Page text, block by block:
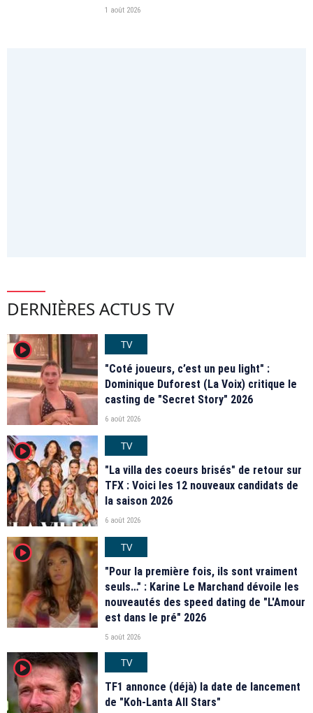
1 août 2026
DERNIÈRES ACTUS TV
player2
TV
"Coté joueurs, c’est un peu light" :
Dominique Duforest (La Voix) critique le
casting de "Secret Story" 2026
6 août 2026
player2
TV
"La villa des coeurs brisés" de retour sur
TFX : Voici les 12 nouveaux candidats de
la saison 2026
6 août 2026
player2
TV
"Pour la première fois, ils sont vraiment
seuls…" : Karine Le Marchand dévoile les
nouveautés des speed dating de "L'Amour
est dans le pré" 2026
5 août 2026
player2
TV
TF1 annonce (déjà) la date de lancement
de "Koh-Lanta All Stars"